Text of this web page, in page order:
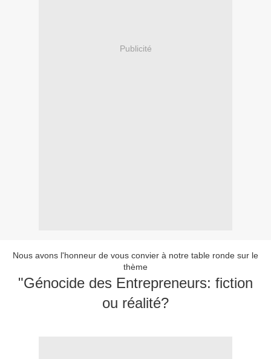
Publicité
Nous avons l'honneur de vous convier à notre table ronde sur le
thème
"Génocide des Entrepreneurs: fiction
ou réalité?